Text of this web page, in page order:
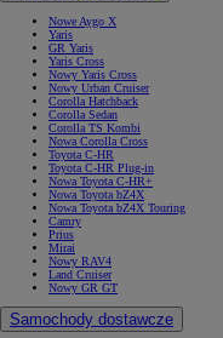
Nowe Aygo X
Yaris
GR Yaris
Yaris Cross
Nowy Yaris Cross
Nowy Urban Cruiser
Corolla Hatchback
Corolla Sedan
Corolla TS Kombi
Nowa Corolla Cross
Toyota C-HR
Toyota C-HR Plug-in
Nowa Toyota C-HR+
Nowa Toyota bZ4X
Nowa Toyota bZ4X Touring
Camry
Prius
Mirai
Nowy RAV4
Land Cruiser
Nowy GR GT
Samochody dostawcze